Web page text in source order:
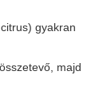
gyakran
majd